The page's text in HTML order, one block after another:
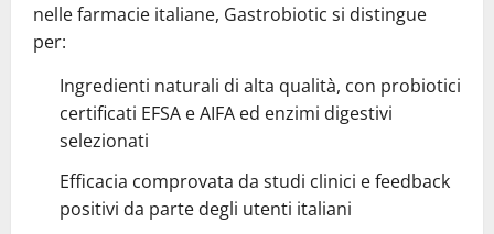
nelle farmacie italiane, Gastrobiotic si distingue
per:
Ingredienti naturali di alta qualità, con probiotici
certificati EFSA e AIFA ed enzimi digestivi
selezionati
Efficacia comprovata da studi clinici e feedback
positivi da parte degli utenti italiani